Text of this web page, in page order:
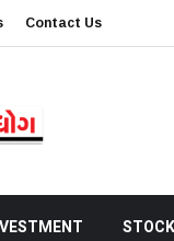
Contact Us
STOCK